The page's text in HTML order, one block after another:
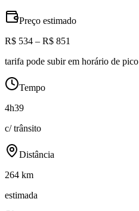
Preço estimado
R$ 534 – R$ 851
tarifa pode subir em horário de pico
Tempo
4h39
c/ trânsito
Distância
264 km
estimada